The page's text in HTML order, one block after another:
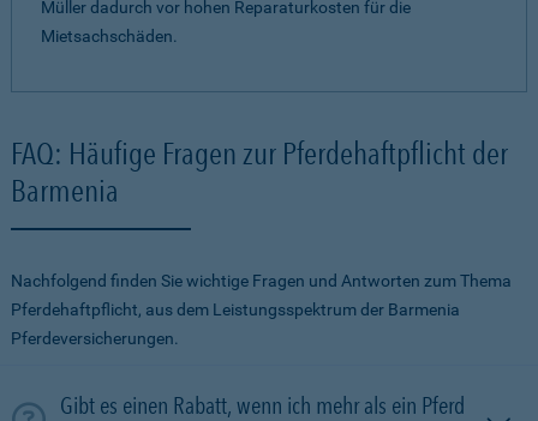
Müller dadurch vor hohen Reparaturkosten für die
Mietsachschäden.
FAQ: Häufige Fragen zur Pferdehaftpflicht der
Barmenia
Nachfolgend finden Sie wichtige Fragen und Antworten zum Thema
Pferdehaftpflicht, aus dem Leistungsspektrum der Barmenia
Pferdeversicherungen.
Gibt es einen Rabatt, wenn ich mehr als ein Pferd